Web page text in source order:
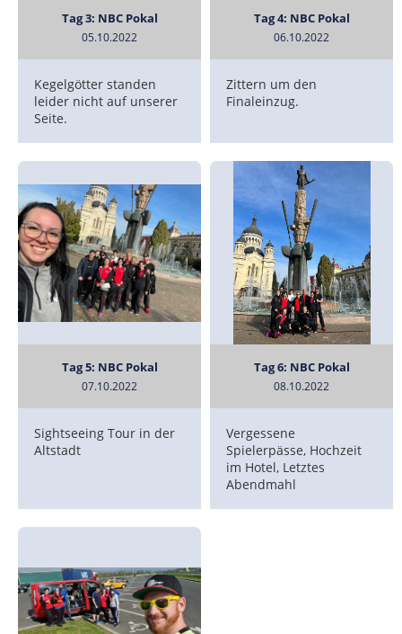
Tag 3: NBC Pokal
05.10.2022
Kegelgötter standen
leider nicht auf unserer
Seite.
Tag 4: NBC Pokal
06.10.2022
Zittern um den
Finaleinzug.
Tag 5: NBC Pokal
07.10.2022
Sightseeing Tour in der
Altstadt
Tag 6: NBC Pokal
08.10.2022
Vergessene
Spielerpässe, Hochzeit
im Hotel, Letztes
Abendmahl